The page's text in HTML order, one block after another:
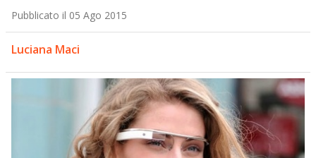
Pubblicato il 05 Ago 2015
Luciana Maci